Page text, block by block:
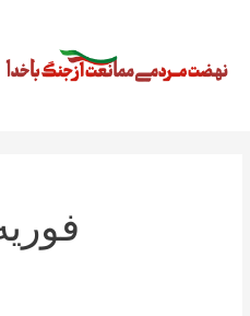
فوریه 25,